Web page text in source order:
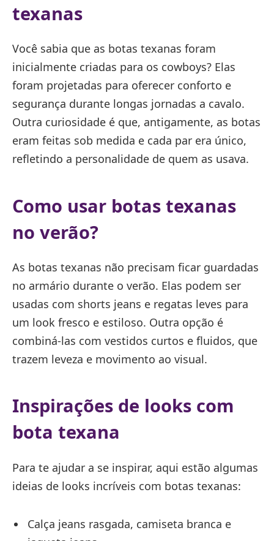
texanas
Você sabia que as botas texanas foram
inicialmente criadas para os cowboys? Elas
foram projetadas para oferecer conforto e
segurança durante longas jornadas a cavalo.
Outra curiosidade é que, antigamente, as botas
eram feitas sob medida e cada par era único,
refletindo a personalidade de quem as usava.
Como usar botas texanas
no verão?
As botas texanas não precisam ficar guardadas
no armário durante o verão. Elas podem ser
usadas com shorts jeans e regatas leves para
um look fresco e estiloso. Outra opção é
combiná-las com vestidos curtos e fluidos, que
trazem leveza e movimento ao visual.
Inspirações de looks com
bota texana
Para te ajudar a se inspirar, aqui estão algumas
ideias de looks incríveis com botas texanas:
Calça jeans rasgada, camiseta branca e